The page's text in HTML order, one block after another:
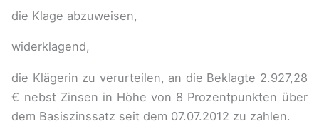
die Klage abzuweisen,
widerklagend,
die Klägerin zu verurteilen, an die Beklagte 2.927,28
€ nebst Zinsen in Höhe von 8 Prozentpunkten über
dem Basiszinssatz seit dem 07.07.2012 zu zahlen.